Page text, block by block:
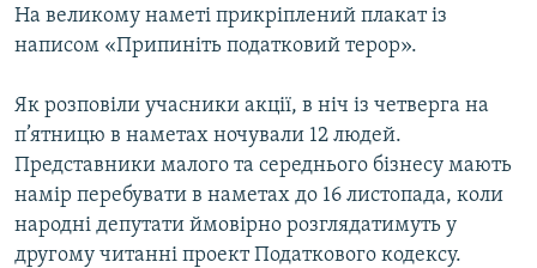
МУЛЬТИМЕДІА
ФОТО
СПЕЦПРОЄКТИ
ПОДКАСТИ
КРИМ РЕАЛІЇ
РУС
На великому наметі прикріплений плакат із
написом «Припиніть податковий терор».
Як розповіли учасники акції, в ніч із четверга на
п’ятницю в наметах ночували 12 людей.
Представники малого та середнього бізнесу мають
намір перебувати в наметах до 16 листопада, коли
народні депутати ймовірно розглядатимуть у
другому читанні проект Податкового кодексу.